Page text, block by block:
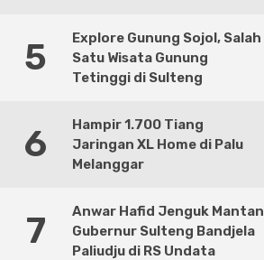
5
Explore Gunung Sojol, Salah
Satu Wisata Gunung
Tetinggi di Sulteng
6
Hampir 1.700 Tiang
Jaringan XL Home di Palu
Melanggar
7
Anwar Hafid Jenguk Mantan
Gubernur Sulteng Bandjela
Paliudju di RS Undata